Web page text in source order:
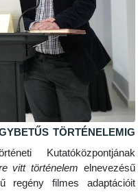
a nagybetűs
Történeti
aFilmre vitt történelem
című regény filmes